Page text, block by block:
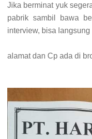
Jika berminat yuk
pabrik sambil bawa
interview, bisa langsung
alamat dan Cp ada di